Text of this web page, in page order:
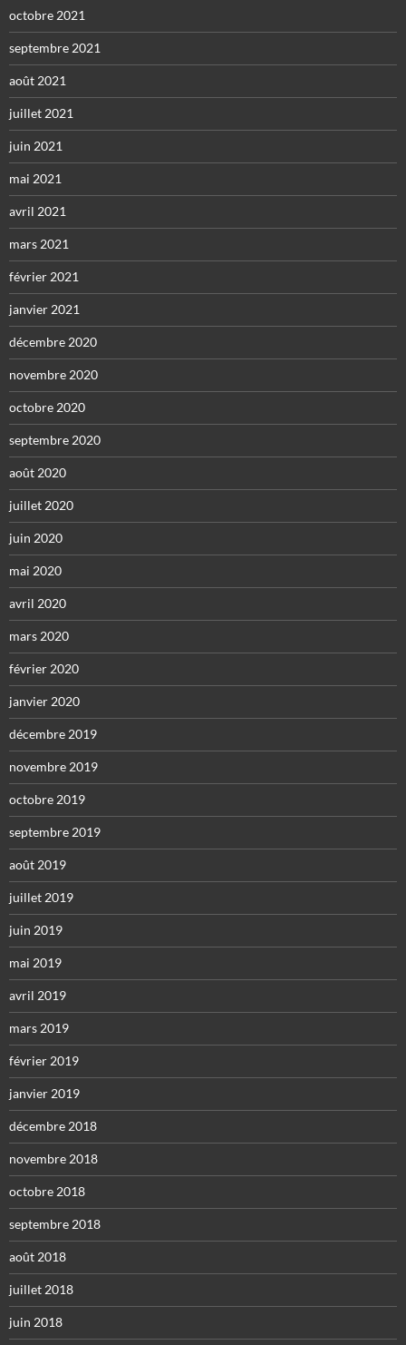
octobre 2021
septembre 2021
août 2021
juillet 2021
juin 2021
mai 2021
avril 2021
mars 2021
février 2021
janvier 2021
décembre 2020
novembre 2020
octobre 2020
septembre 2020
août 2020
juillet 2020
juin 2020
mai 2020
avril 2020
mars 2020
février 2020
janvier 2020
décembre 2019
novembre 2019
octobre 2019
septembre 2019
août 2019
juillet 2019
juin 2019
mai 2019
avril 2019
mars 2019
février 2019
janvier 2019
décembre 2018
novembre 2018
octobre 2018
septembre 2018
août 2018
juillet 2018
juin 2018